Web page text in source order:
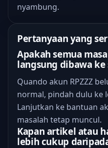
nyambung.
Pertanyaan yang
Apakah semua
langsung dibawa ke
Quando akun RPZZZ
normal, pindah dulu ke
Lanjutkan ke bantuan
masalah tetap muncul.
Kapan artikel atau
lebih cukup